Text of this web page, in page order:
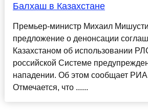
Балхаш в Казахстане
Премьер-министр Михаил
предложение о денонсации
Казахстаном об использовании
российской Системе
нападении. Об этом сообщает
Отмечается, что ......